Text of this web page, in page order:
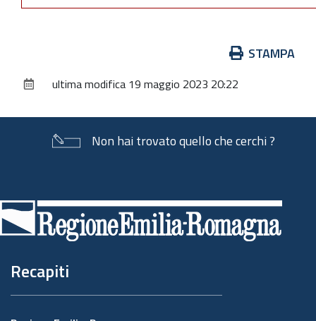
documento
STAMPA
ultima modifica 19 maggio 2023 20:22
Non hai trovato quello che cerchi ?
di
pagina
Recapiti